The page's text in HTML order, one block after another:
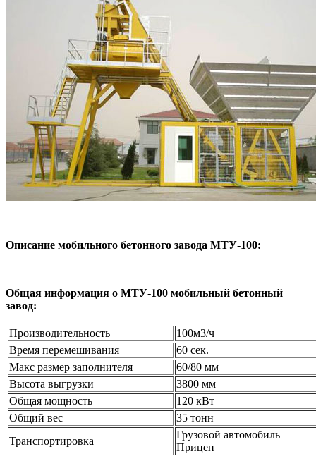
Описание мобильного бетонного завода МТУ-100:
Общая информация о МТУ-100 мобильный бетонный
завод:
Производительность
100м3/ч
Время перемешивания
60 сек.
Макс размер заполнителя
60/80 мм
Высота выгрузки
3800 мм
Общая мощность
120 кВт
Общий вес
35 тoнн
Транспортировка
Грузовой автомобиль
Прицеп